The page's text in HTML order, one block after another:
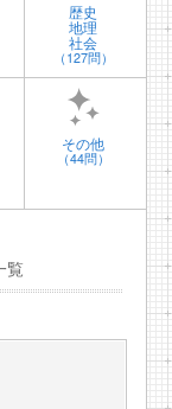
歴史
地理
社会
（127問）
その他
（44問）
覧